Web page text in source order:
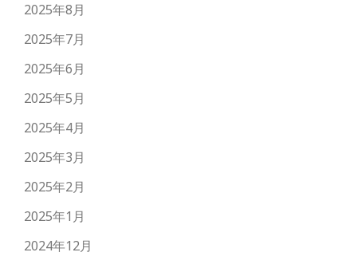
2025年8月
2025年7月
2025年6月
2025年5月
2025年4月
2025年3月
2025年2月
2025年1月
2024年12月